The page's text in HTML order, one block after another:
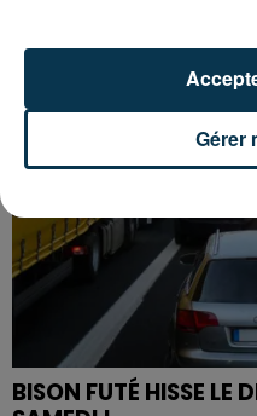
BISON FUTÉ HISSE LE
Gérer